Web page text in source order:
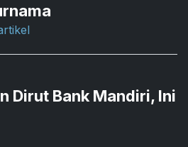
Dirut Bank Mandiri, Ini